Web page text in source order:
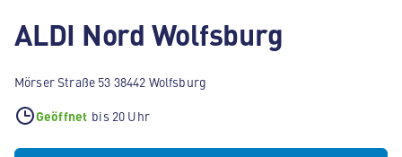
ALDI Nord Wolfsburg
Mörser Straße 53 38442 Wolfsburg
Geöffnet bis 20 Uhr